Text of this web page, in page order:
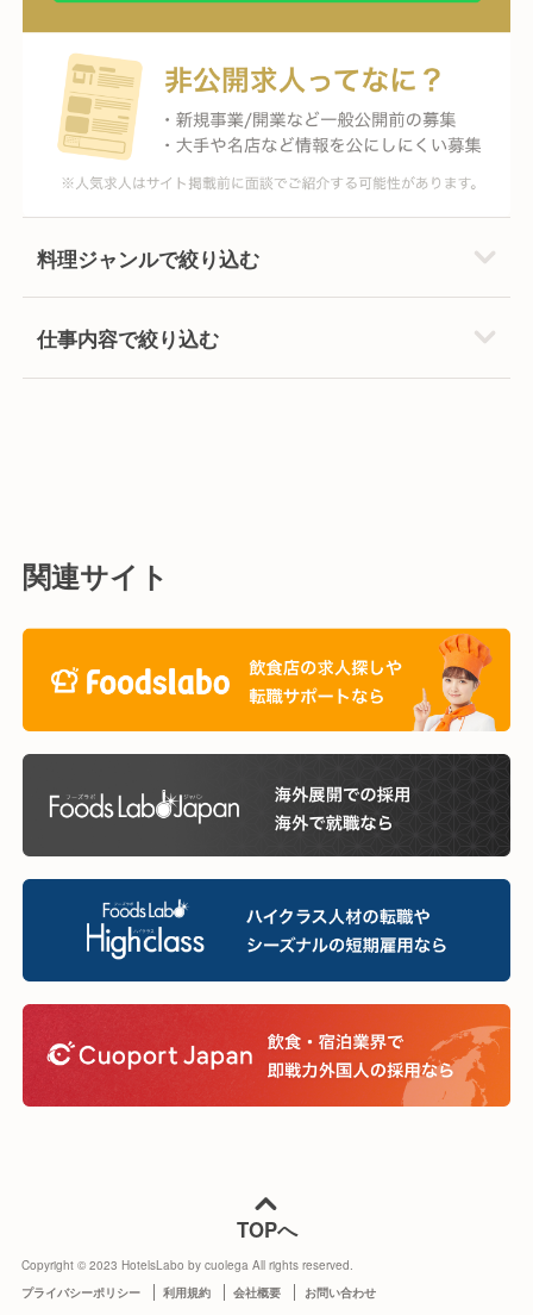
料理ジャンルで絞り込む
仕事内容で絞り込む
関連サイト
TOPへ
Copyright © 2023 HotelsLabo by cuolega All rights reserved.
プライバシーポリシー
利用規約 会社概要 お問い合わせ